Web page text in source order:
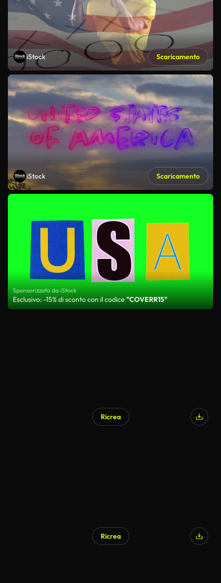
iStock Scaricamento
iStock Scaricamento
Sponsorizzato da iStock
Esclusivo: -15% di sconto con il codice"COVERR15"
Ricrea
Ricrea